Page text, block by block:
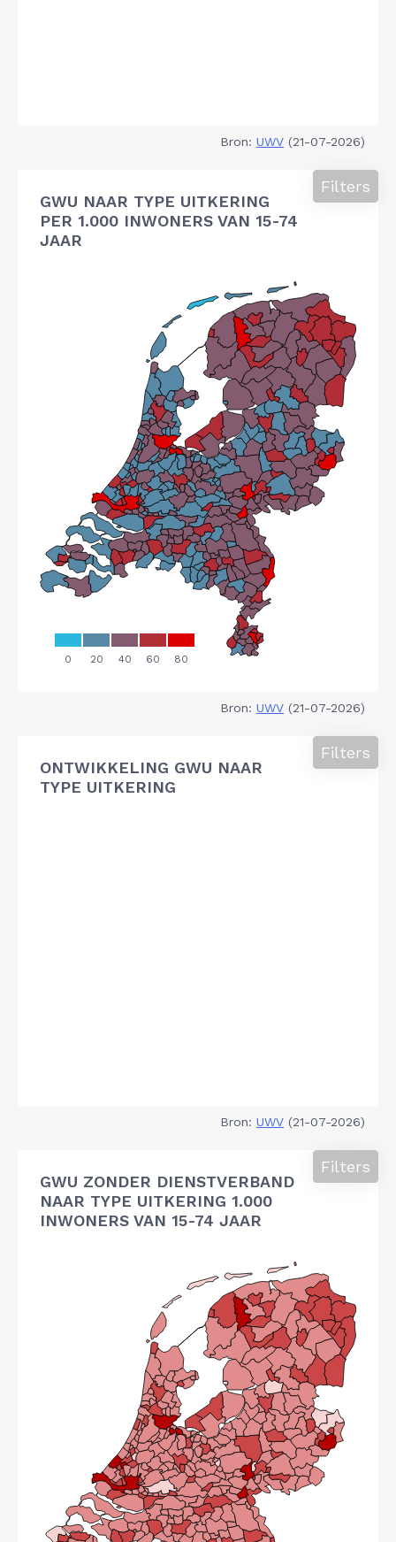
Bron: UWV (21-07-2026)
GWU NAAR TYPE UITKERING
PER 1.000 INWONERS VAN 15-74
JAAR
Filters
Bron: UWV (21-07-2026)
ONTWIKKELING GWU NAAR
TYPE UITKERING
Filters
Bron: UWV (21-07-2026)
GWU ZONDER DIENSTVERBAND
NAAR TYPE UITKERING 1.000
INWONERS VAN 15-74 JAAR
Filters